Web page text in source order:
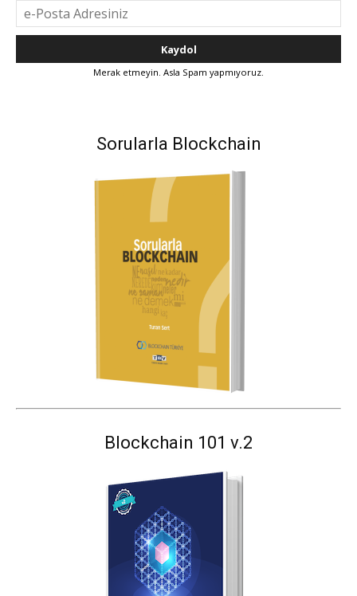
Merak etmeyin. Asla Spam yapmıyoruz.
Sorularla Blockchain
Blockchain 101 v.2